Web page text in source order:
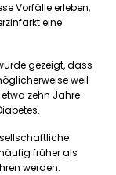
Vorfälle erleben,
eine
gezeigt, dass
weil
zehn Jahre
früher als
werden.